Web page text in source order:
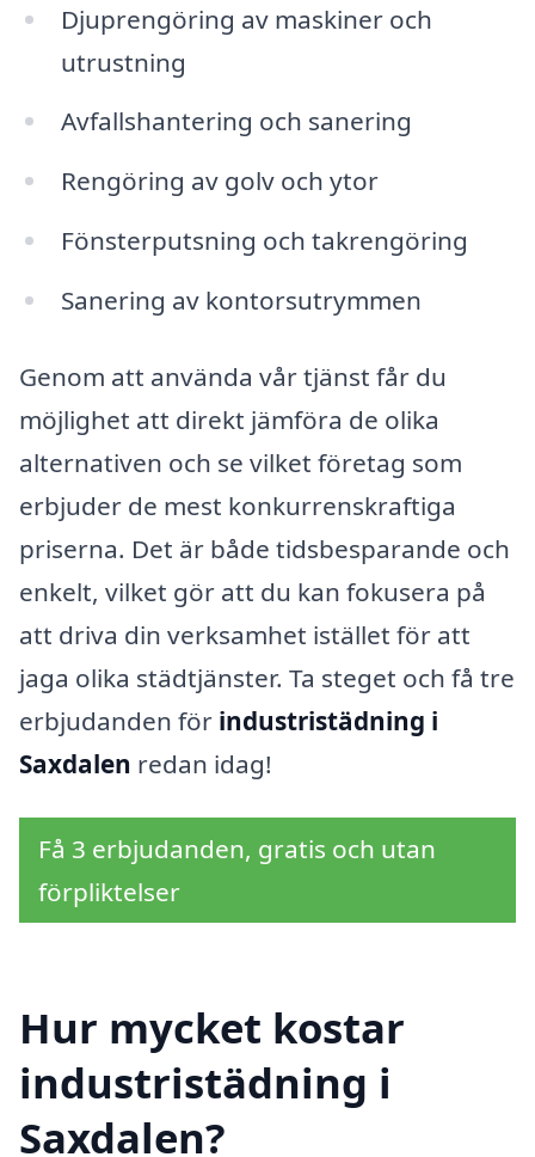
Djuprengöring av maskiner och
utrustning
Avfallshantering och sanering
Rengöring av golv och ytor
Fönsterputsning och takrengöring
Sanering av kontorsutrymmen
Genom att använda vår tjänst får du
möjlighet att direkt jämföra de olika
alternativen och se vilket företag som
erbjuder de mest konkurrenskraftiga
priserna. Det är både tidsbesparande och
enkelt, vilket gör att du kan fokusera på
att driva din verksamhet istället för att
jaga olika städtjänster. Ta steget och få tre
erbjudanden för industristädning i
Saxdalen redan idag!
Få 3 erbjudanden, gratis och utan
förpliktelser
Hur mycket kostar
industristädning i
Saxdalen?